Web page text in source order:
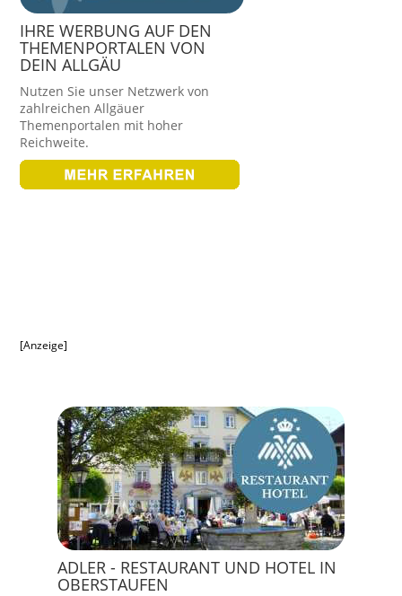
IHRE WERBUNG AUF DEN
THEMENPORTALEN VON
DEIN ALLGÄU
Nutzen Sie unser Netzwerk von
zahlreichen Allgäuer
Themenportalen mit hoher
Reichweite.
[Anzeige]
ADLER - RESTAURANT UND HOTEL IN
OBERSTAUFEN